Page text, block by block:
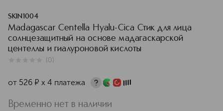
SKIN1004
Madagascar Centella Hyalu-Cica Стик для лица
солнцезащитный на основе мадагаскарской
центеллы и гиалуроновой кислоты
(0)
от 526 ¤ х 4 платежа
Временно нет в наличии